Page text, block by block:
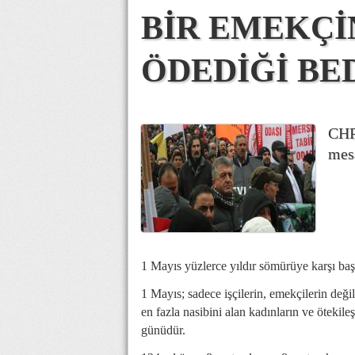
BİR
ÖDEDİĞİ
1 Mayıs yüzlerce yıldır sömürüye karşı
1 Mayıs; sadece işçilerin, emekçilerin
en fazla nasibini alan kadınların ve
günüdür.